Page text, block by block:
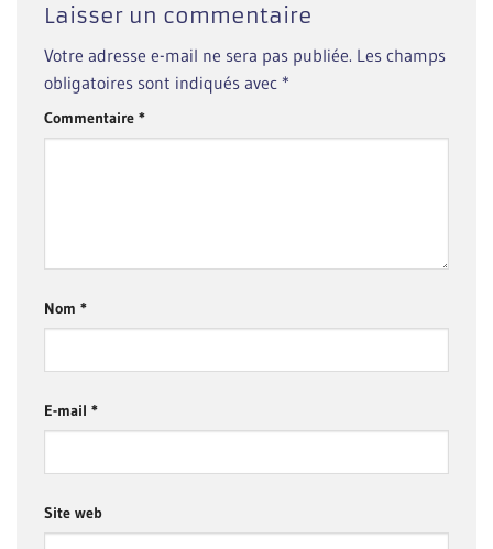
Laisser un commentaire
Votre adresse e-mail ne sera pas publiée. Les champs
obligatoires sont indiqués avec *
Commentaire *
Nom *
E-mail *
Site web